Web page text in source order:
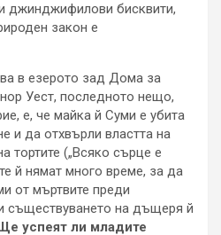
джинджифилови бисквити,
закон е
в езерото зад Дома за
Уест, последното нещо,
е, че майка й Суми е убита
и да отхвърли властта на
тортите („Всяко сърце е
й нямат много време, за да
от мъртвите преди
съществуването на дъщеря й
Ще успеят ли младите